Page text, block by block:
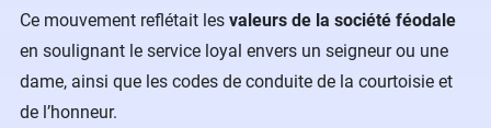
Ce mouvement reflétait les valeurs de la société féodale
en soulignant le service loyal envers un seigneur ou une
dame, ainsi que les codes de conduite de la courtoisie et
de l’honneur.